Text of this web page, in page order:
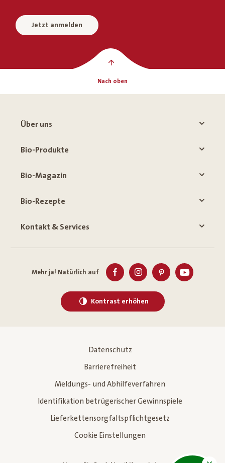
Jetzt anmelden
Nach oben
Über uns
Bio-Produkte
Bio-Magazin
Bio-Rezepte
Kontakt & Services
Mehr ja! Natürlich auf
Kontrast erhöhen
Datenschutz
Barrierefreiheit
Meldungs- und Abhilfeverfahren
Identifikation betrügerischer Gewinnspiele
Lieferkettensorgfaltspflichtgesetz
Cookie Einstellungen